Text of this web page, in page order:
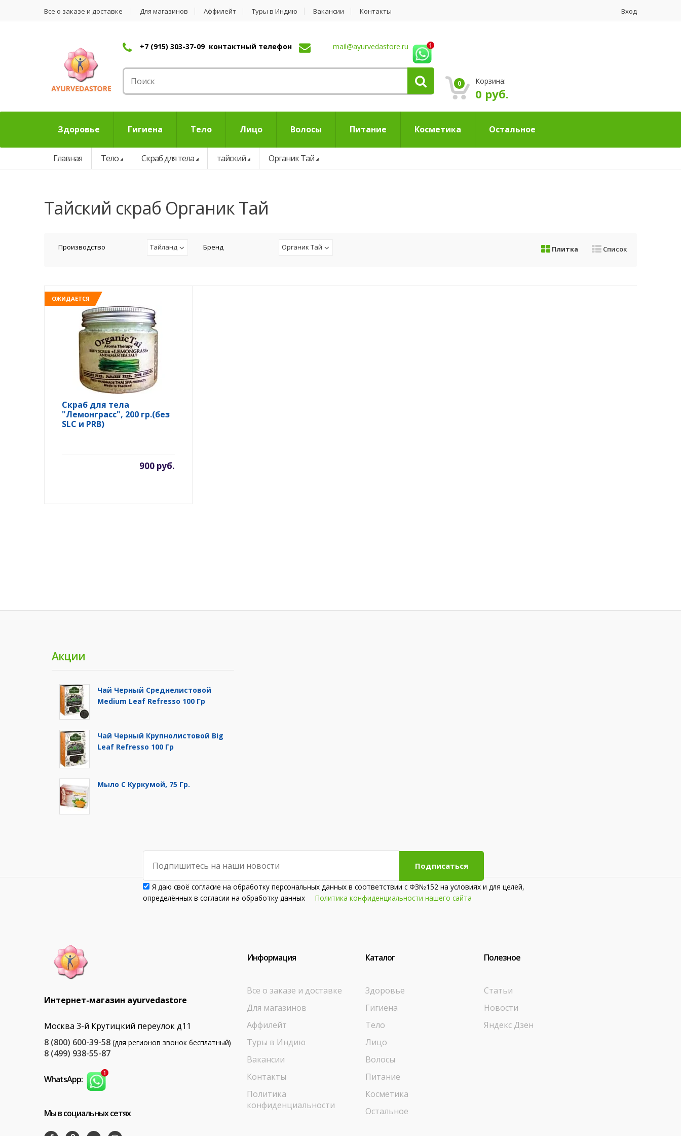
Все о заказе и доставке Для магазинов Аффилейт Туры в Индию Вакансии Контакты Вход
+7 (915) 303-37-09 контактный телефон mail@ayurvedastore.ru
0 Корзина:
0 руб.
Здоровье Гигиена Тело Лицо Волосы Питание Косметика Остальное
Главная Тело Скраб для тела тайский Органик Тай
тайский скраб Органик Тай
Производство Тайланд Бренд Органик Тай Плитка Список
ОЖИДАЕТСЯ
Скраб для тела
"Лемонграсс", 200 гр.(без
SLC и PRB)
900 руб.
Акции
Чай Черный Среднелистовой
Medium Leaf Refresso 100 Гр
Чай Черный Крупнолистовой Big
Leaf Refresso 100 Гр
Мыло С Куркумой, 75 Гр.
Подписаться
Я даю своё согласие на обработку персональных данных в соответствии с ФЗ№152 на условиях и для целей,
определённых в согласии на обработку данных Политика конфиденциальности нашего сайта
Интернет-магазин ayurvedastore
Москва 3-й Крутицкий переулок д11
8 (800) 600-39-58 (для регионов звонок бесплатный)
8 (499) 938-55-87
WhatsApp:
Мы в социальных сетях
Информация
Все о заказе и доставке
Для магазинов
Аффилейт
Туры в Индию
Вакансии
Контакты
Политика
конфиденциальности
Каталог
Здоровье
Гигиена
Тело
Лицо
Волосы
Питание
Косметика
Остальное
Полезное
Статьи
Новости
Яндекс Дзен